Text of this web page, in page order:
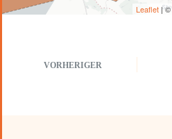
Leaflet | ©
VORHERIGER